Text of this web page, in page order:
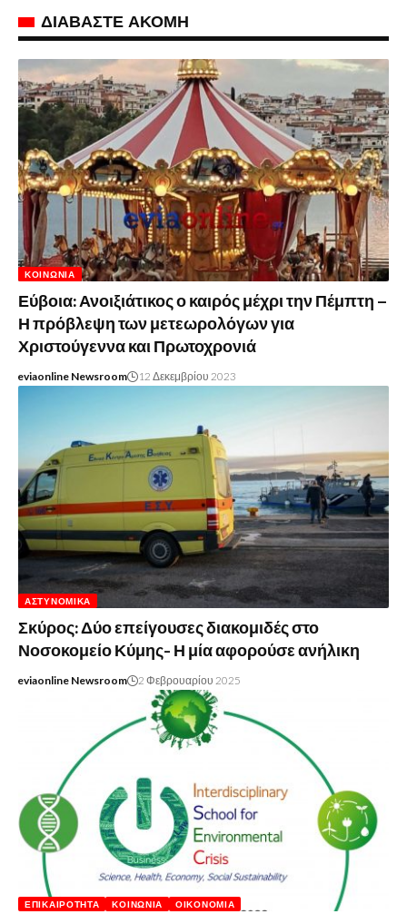
ΔΙΑΒΑΣΤΕ ΑΚΟΜΗ
ΚΟΙΝΩΝΊΑ
Εύβοια: Ανοιξιάτικος ο καιρός μέχρι την Πέμπτη –
Η πρόβλεψη των μετεωρολόγων για
Χριστούγεννα και Πρωτοχρονιά
eviaonline Newsroom 12 Δεκεμβρίου 2023
ΑΣΤΥΝΟΜΙΚΆ
Σκύρος: Δύο επείγουσες διακομιδές στο
Νοσοκομείο Κύμης- Η μία αφορούσε ανήλικη
eviaonline Newsroom 2 Φεβρουαρίου 2025
ΕΠΙΚΑΙΡΌΤΗΤΑ ΚΟΙΝΩΝΊΑ ΟΙΚΟΝΟΜΊΑ